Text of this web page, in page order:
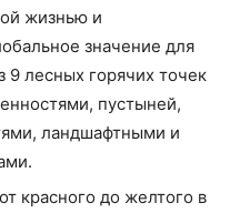
жизнью и
значение для
лесных горячих точек
пустыней,
ландшафтными и